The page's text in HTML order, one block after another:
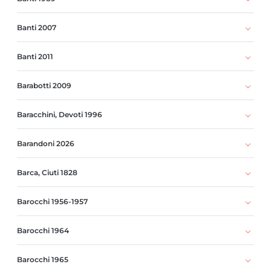
Banti 2007
Banti 2011
Barabotti 2009
Baracchini, Devoti 1996
Barandoni 2026
Barca, Ciuti 1828
Barocchi 1956-1957
Barocchi 1964
Barocchi 1965